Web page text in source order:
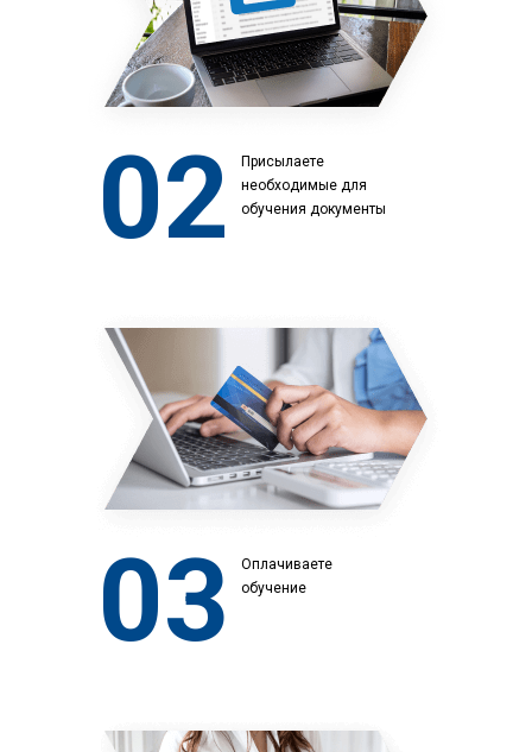
02
Присылаете
необходимые для
обучения документы
03
Оплачиваете
обучение